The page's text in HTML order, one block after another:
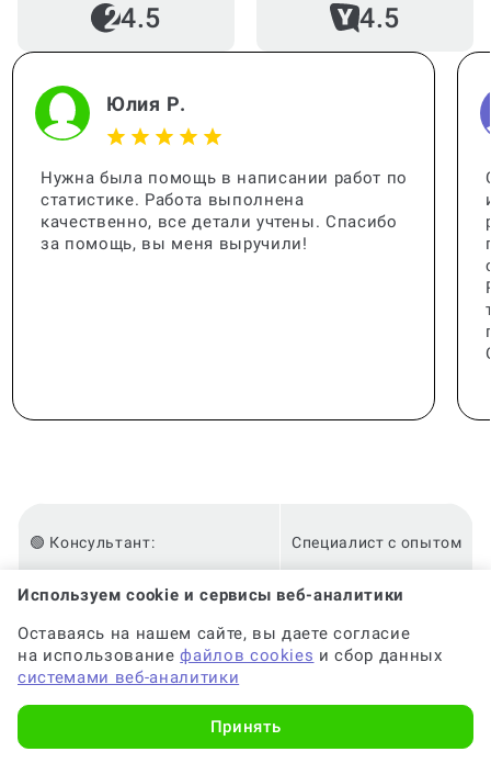
4.5 4.5
Юлия Р.
Нужна была помощь в написании работ по
статистике. Работа выполнена
качественно, все детали учтены. Спасибо
за помощь, вы меня выручили!
🟢 Консультант: Специалист с опытом
Используем cookie и сервисы веб-аналитики
Оставаясь на нашем сайте, вы даете согласие
на использованиефайлов cookies и сбор данных
системами веб-аналитики
Принять